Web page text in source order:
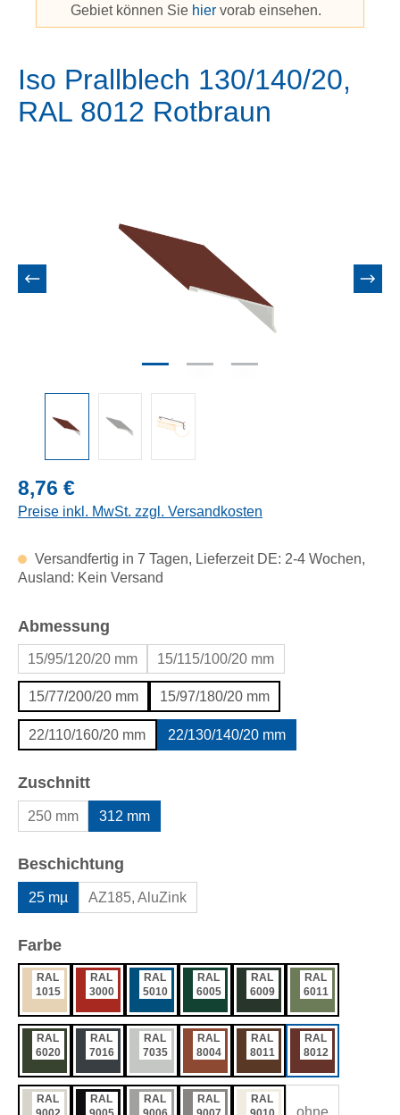
Gebiet können Sie hier vorab einsehen.
Iso Prallblech 130/140/20,
RAL 8012 Rotbraun
Regulärer Preis:
8,76 €
Preise inkl. MwSt. zzgl. Versandkosten
Versandfertig in 7 Tagen, Lieferzeit DE: 2-4 Wochen,
Ausland: Kein Versand
Abmessung
15/95/120/20 mm 15/115/100/20 mm
15/77/200/20 mm 15/97/180/20 mm
22/110/160/20 mm 22/130/140/20 mm
Zuschnittauswählen
250 mm 312 mm
Beschichtung
25 mµ AZ185, AluZink
Farbeauswählen
RAL
1015
RAL
3000
RAL
5010
RAL
6005
RAL
6009
RAL
6011
RAL
6020
RAL
7016
RAL
7035
RAL
8004
RAL
8011
RAL
8012
RAL
RAL
RAL
RAL
RAL
ohne